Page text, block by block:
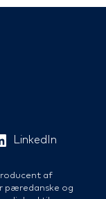
LinkedIn
af
pæredanske og